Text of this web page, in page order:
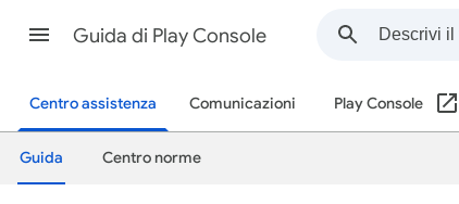
Guida di Play Console
Centro assistenza Comunicazioni Play Console
Guida Centro norme